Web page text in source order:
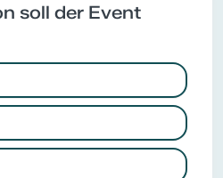
soll der Event